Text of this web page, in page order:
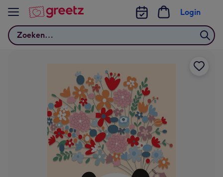
Bekijk meer
Zoeken
Login